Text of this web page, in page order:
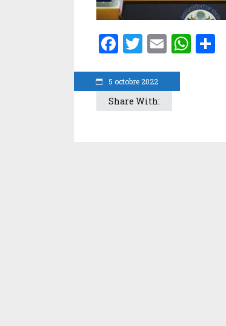
5 octobre 2022
Facebook
Twitter
Email
Share With: